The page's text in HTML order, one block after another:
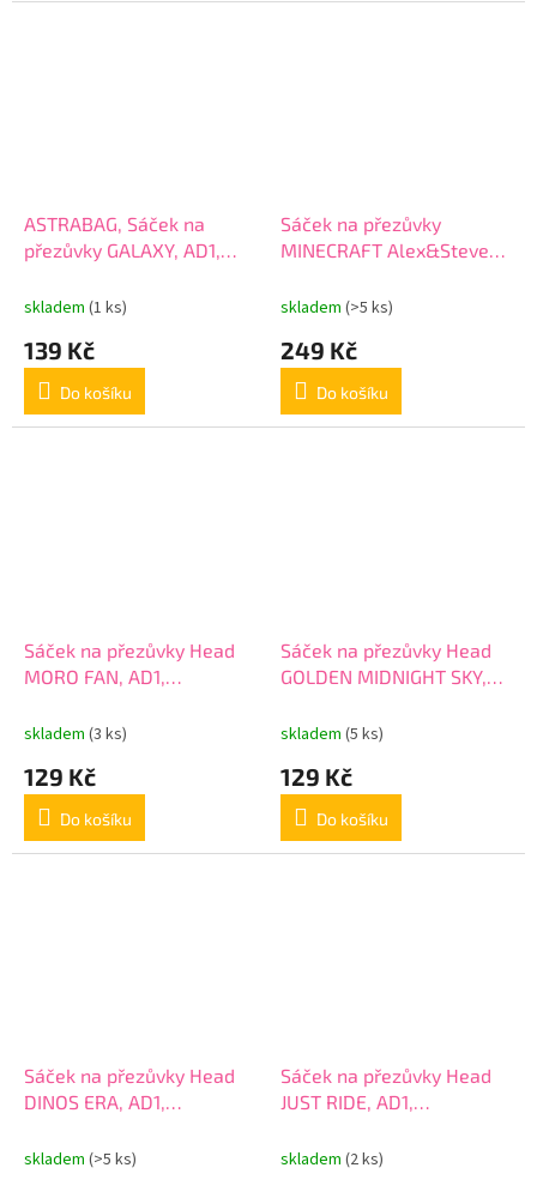
ASTRABAG, Sáček na
přezůvky GALAXY, AD1,
skladem (1 ks)
139 Kč
Do košíku
Sáček na přezůvky
MINECRAFT Alex&Steven,
skladem (>5 ks)
249 Kč
Do košíku
Sáček na přezůvky Head
MORO FAN, AD1,
skladem (3 ks)
129 Kč
Do košíku
Sáček na přezůvky Head
GOLDEN MIDNIGHT SKY,
skladem (5 ks)
129 Kč
Do košíku
Sáček na přezůvky Head
DINOS ERA, AD1,
skladem (>5 ks)
Sáček na přezůvky Head
JUST RIDE, AD1,
skladem (2 ks)